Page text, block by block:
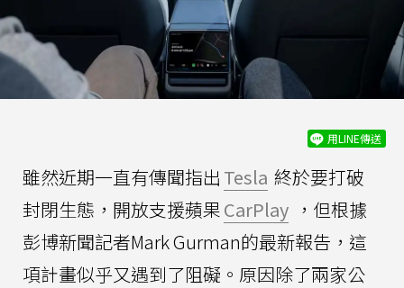
用LINE傳送
雖然近期一直有傳聞指出 Tesla 終於要打破
封閉生態，開放支援蘋果CarPlay ，但根據
彭博新聞記者Mark Gurman的最新報告，這
項計畫似乎又遇到了阻礙。原因除了兩家公